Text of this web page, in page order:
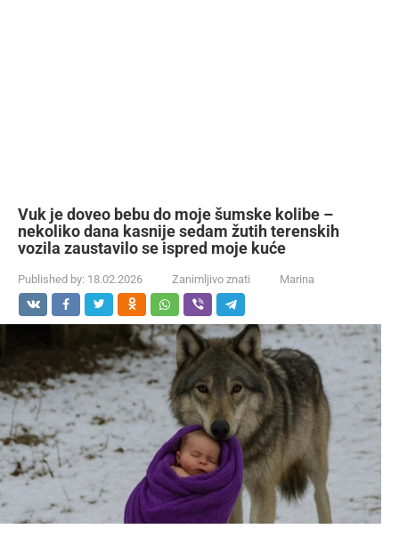
Vuk je doveo bebu do moje šumske kolibe –
nekoliko dana kasnije sedam žutih terenskih
vozila zaustavilo se ispred moje kuće
Published by: 18.02.2026 Zanimljivo znati Marina